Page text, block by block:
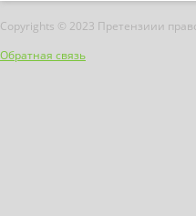
Copyrights © 2023 Претензиии
Обратная связь